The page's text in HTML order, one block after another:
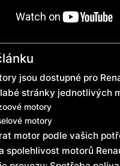
jsou dostupné pro
stránky jednotlivých
motory
motory
motor podle vašich
spolehlivost motorů